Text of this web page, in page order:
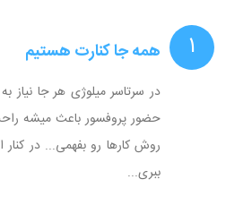
۱ همه جا کنارت هستیم
در سرتاسر میلوژی هر جا
حضور پروفسور باعث میشه
روش کارها رو بفهمی... در
ببری...‏